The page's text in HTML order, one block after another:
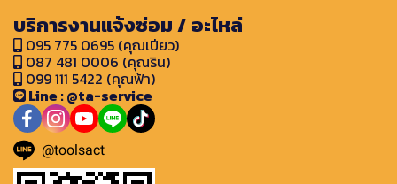
บริการงานแจ้งซ่อม / อะไหล่
095 775 0695 (คุณเปียว)
087 481 0006 (คุณริน)
099 111 5422 (คุณฟ้า)
Line : @ta-service
@toolsact